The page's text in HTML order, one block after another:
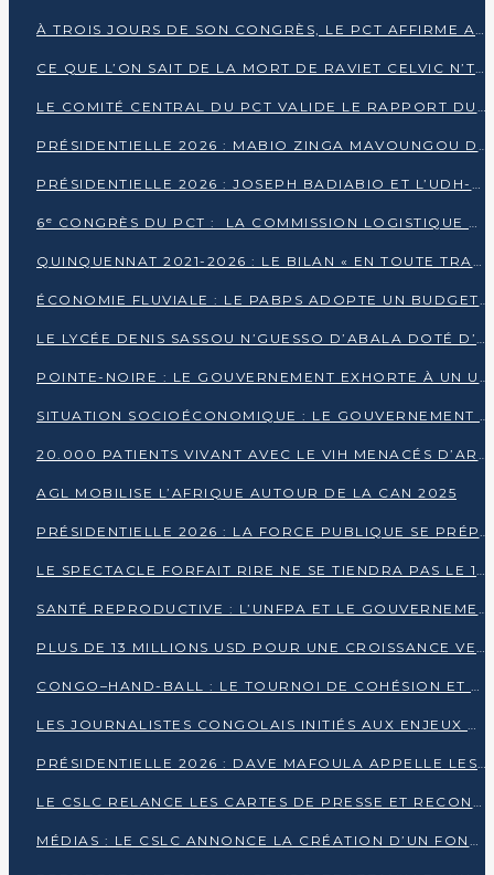
À TROIS JOURS DE SON CONGRÈS, LE PCT AFFIRME AVOIR ATTEINT TOUS SES OBJECTIFS
CE QUE L’ON SAIT DE LA MORT DE RAVIET CELVIC N’TSIANTSIE
LE COMITÉ CENTRAL DU PCT VALIDE LE RAPPORT DU CONGRÈS ET SOUTIENT DENIS SASSOU N’GUESSO
PRÉSIDENTIELLE 2026 : MABIO ZINGA MAVOUNGOU DÉCLARE SA CANDIDATURE ET CHARGE LE BILAN DU PCT
PRÉSIDENTIELLE 2026 : JOSEPH BADIABIO ET L’UDH-YUKI JOUENT LA PRUDENCE
6ᵉ CONGRÈS DU PCT : LA COMMISSION LOGISTIQUE ASSURE LA DISTRIBUTION DES KITS
QUINQUENNAT 2021-2026 : LE BILAN « EN TOUTE TRANSPARENCE » PRÉSENTÉ À LA PRESSE
ÉCONOMIE FLUVIALE : LE PABPS ADOPTE UN BUDGET 2026 DE PLUS DE 2,7 MILLIARDS FCFA
LE LYCÉE DENIS SASSOU N’GUESSO D’ABALA DOTÉ D’UNE SALLE MULTIMÉDIA
POINTE-NOIRE : LE GOUVERNEMENT EXHORTE À UN USAGE RESPONSABLE DU NOUVEAU MATÉRIEL MUNICIPAL
SITUATION SOCIOÉCONOMIQUE : LE GOUVERNEMENT INTERPELLÉ DEVANT LE SÉNAT
20.000 PATIENTS VIVANT AVEC LE VIH MENACÉS D’ARRÊT DE TRAITEMENT
AGL MOBILISE L’AFRIQUE AUTOUR DE LA CAN 2025
PRÉSIDENTIELLE 2026 : LA FORCE PUBLIQUE SE PRÉPARE À SÉCURISER LE SCRUTIN
LE SPECTACLE FORFAIT RIRE NE SE TIENDRA PAS LE 1ER JANVIER
SANTÉ REPRODUCTIVE : L’UNFPA ET LE GOUVERNEMENT AFFINENT LES PRIORITÉS DE 2026
PLUS DE 13 MILLIONS USD POUR UNE CROISSANCE VERTE ET SOUVERAINE
CONGO–HAND-BALL : LE TOURNOI DE COHÉSION ET DE FRATERNITÉ ALLUME SES LAMPIONS À BRAZZAVILLE
LES JOURNALISTES CONGOLAIS INITIÉS AUX ENJEUX DE L’ÉCONOMIE BLEUE
PRÉSIDENTIELLE 2026 : DAVE MAFOULA APPELLE LES CONGOLAIS À UN « NOUVEAU DÉPART »
LE CSLC RELANCE LES CARTES DE PRESSE ET RECONNAÎT OFFICIELLEMENT LES MÉDIAS EN LIGNE
MÉDIAS : LE CSLC ANNONCE LA CRÉATION D’UN FONDS D’APPUI À LA PRESSE